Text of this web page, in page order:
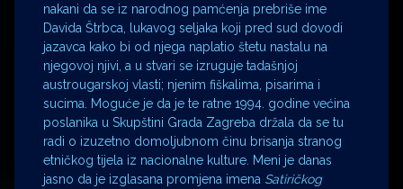
nakani da se iz narodnog pamćenja prebriše ime
Davida Štrbca, lukavog seljaka koji pred sud dovodi
jazavca kako bi od njega naplatio štetu nastalu na
njegovoj njivi, a u stvari se izruguje tadašnjoj
austrougarskoj vlasti; njenim fiškalima, pisarima i
sucima. Moguće je da je te ratne 1994. godine većina
poslanika u Skupštini Grada Zagreba držala da se tu
radi o izuzetno domoljubnom činu brisanja stranog
etničkog tijela iz nacionalne kulture. Meni je danas
jasno da je izglasana promjena imena Satiričkog